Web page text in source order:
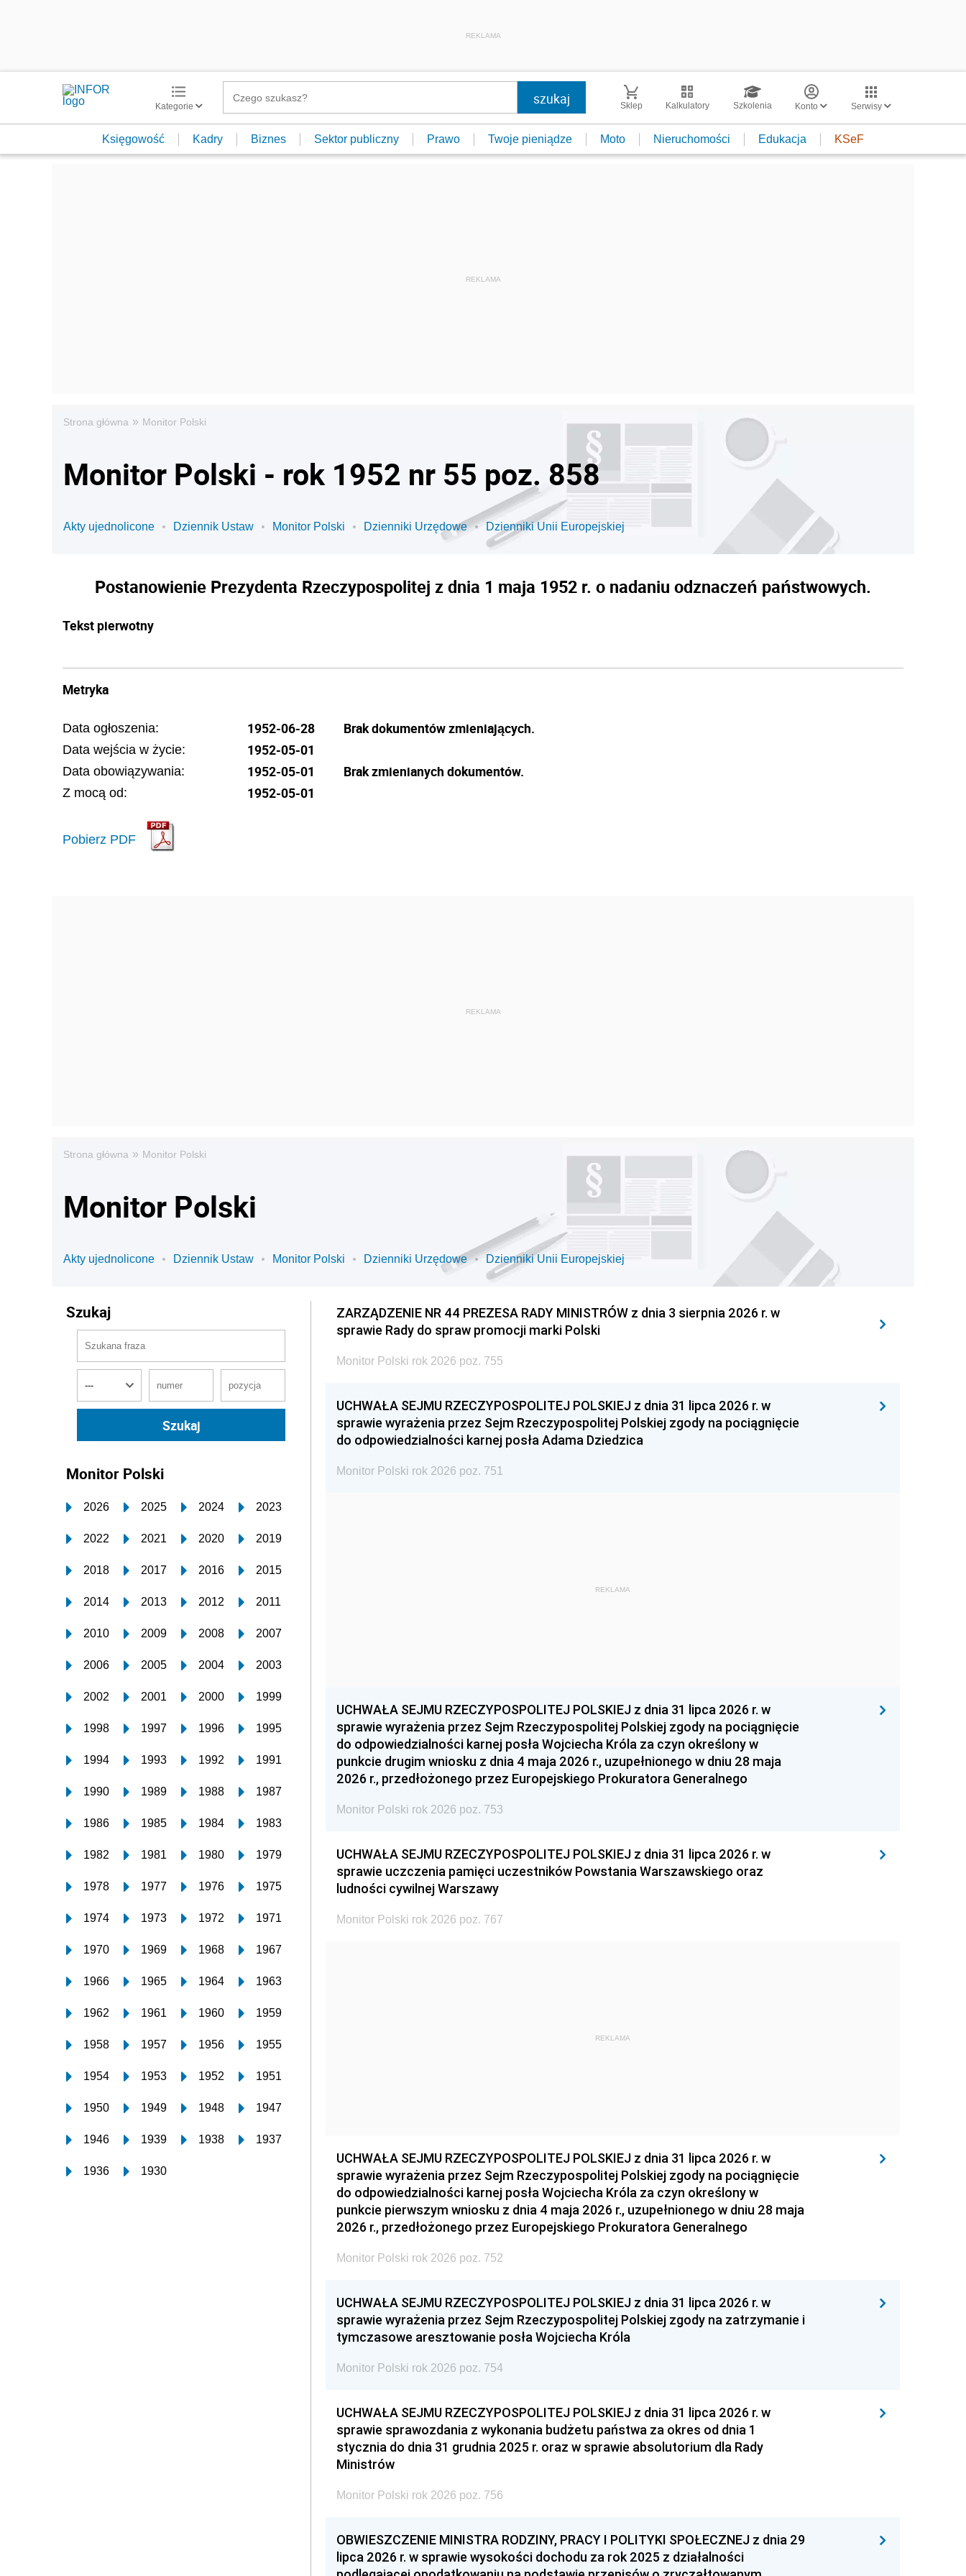
REKLAMA
Kategorie Sklep Kalkulatory Szkolenia Konto Serwisy
Księgowość Kadry Biznes Sektor publiczny Prawo Twoje pieniądze Moto Nieruchomości Edukacja KSeF
Strona główna » Monitor Polski
Monitor Polski - rok 1952 nr 55 poz. 858
Akty ujednolicone Dziennik Ustaw Monitor Polski Dzienniki Urzędowe Dzienniki Unii Europejskiej
Postanowienie Prezydenta Rzeczypospolitej z dnia 1 maja 1952 r. o nadaniu odznaczeń państwowych.
Tekst pierwotny
Metryka
Data ogłoszenia: 1952-06-28
Data wejścia w życie: 1952-05-01
Data obowiązywania: 1952-05-01
Z mocą od: 1952-05-01
Pobierz PDF
Brak dokumentów zmieniających.
Brak zmienianych dokumentów.
Strona główna » Monitor Polski
Monitor Polski
Akty ujednolicone Dziennik Ustaw Monitor Polski Dzienniki Urzędowe Dzienniki Unii Europejskiej
Szukaj
Monitor Polski
2026 2025 2024 2023
2022 2021 2020 2019
2018 2017 2016 2015
2014 2013 2012 2011
2010 2009 2008 2007
2006 2005 2004 2003
2002 2001 2000 1999
1998 1997 1996 1995
1994 1993 1992 1991
1990 1989 1988 1987
1986 1985 1984 1983
1982 1981 1980 1979
1978 1977 1976 1975
1974 1973 1972 1971
1970 1969 1968 1967
1966 1965 1964 1963
1962 1961 1960 1959
1958 1957 1956 1955
1954 1953 1952 1951
1950 1949 1948 1947
1946 1939 1938 1937
1936 1930
ZARZĄDZENIE NR 44 PREZESA RADY MINISTRÓW z dnia 3 sierpnia 2026 r. w
sprawie Rady do spraw promocji marki Polski
Monitor Polski rok 2026 poz. 755
UCHWAŁA SEJMU RZECZYPOSPOLITEJ POLSKIEJ z dnia 31 lipca 2026 r. w
sprawie wyrażenia przez Sejm Rzeczypospolitej Polskiej zgody na pociągnięcie
do odpowiedzialności karnej posła Adama Dziedzica
Monitor Polski rok 2026 poz. 751
REKLAMA
UCHWAŁA SEJMU RZECZYPOSPOLITEJ POLSKIEJ z dnia 31 lipca 2026 r. w
sprawie wyrażenia przez Sejm Rzeczypospolitej Polskiej zgody na pociągnięcie
do odpowiedzialności karnej posła Wojciecha Króla za czyn określony w
punkcie drugim wniosku z dnia 4 maja 2026 r., uzupełnionego w dniu 28 maja
2026 r., przedłożonego przez Europejskiego Prokuratora Generalnego
Monitor Polski rok 2026 poz. 753
UCHWAŁA SEJMU RZECZYPOSPOLITEJ POLSKIEJ z dnia 31 lipca 2026 r. w
sprawie uczczenia pamięci uczestników Powstania Warszawskiego oraz
ludności cywilnej Warszawy
Monitor Polski rok 2026 poz. 767
REKLAMA
UCHWAŁA SEJMU RZECZYPOSPOLITEJ POLSKIEJ z dnia 31 lipca 2026 r. w
sprawie wyrażenia przez Sejm Rzeczypospolitej Polskiej zgody na pociągnięcie
do odpowiedzialności karnej posła Wojciecha Króla za czyn określony w
punkcie pierwszym wniosku z dnia 4 maja 2026 r., uzupełnionego w dniu 28 maja
2026 r., przedłożonego przez Europejskiego Prokuratora Generalnego
Monitor Polski rok 2026 poz. 752
UCHWAŁA SEJMU RZECZYPOSPOLITEJ POLSKIEJ z dnia 31 lipca 2026 r. w
sprawie wyrażenia przez Sejm Rzeczypospolitej Polskiej zgody na zatrzymanie i
tymczasowe aresztowanie posła Wojciecha Króla
Monitor Polski rok 2026 poz. 754
UCHWAŁA SEJMU RZECZYPOSPOLITEJ POLSKIEJ z dnia 31 lipca 2026 r. w
sprawie sprawozdania z wykonania budżetu państwa za okres od dnia 1
stycznia do dnia 31 grudnia 2025 r. oraz w sprawie absolutorium dla Rady
Ministrów
Monitor Polski rok 2026 poz. 756
OBWIESZCZENIE MINISTRA RODZINY, PRACY I POLITYKI SPOŁECZNEJ z dnia 29
lipca 2026 r. w sprawie wysokości dochodu za rok 2025 z działalności